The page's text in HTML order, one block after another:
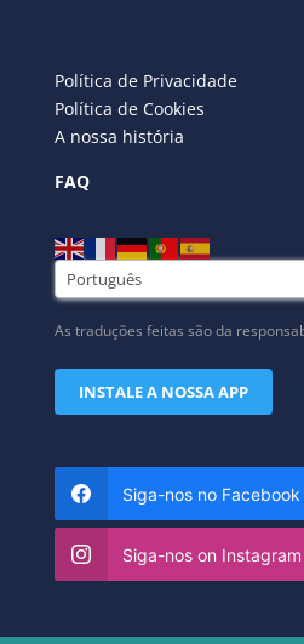
Política de Privacidade
Política de Cookies
A nossa história
FAQ
As traduções feitas são da
INSTALE A NOSSA APP
Siga-nos no Facebook
Siga-nos on Instagram